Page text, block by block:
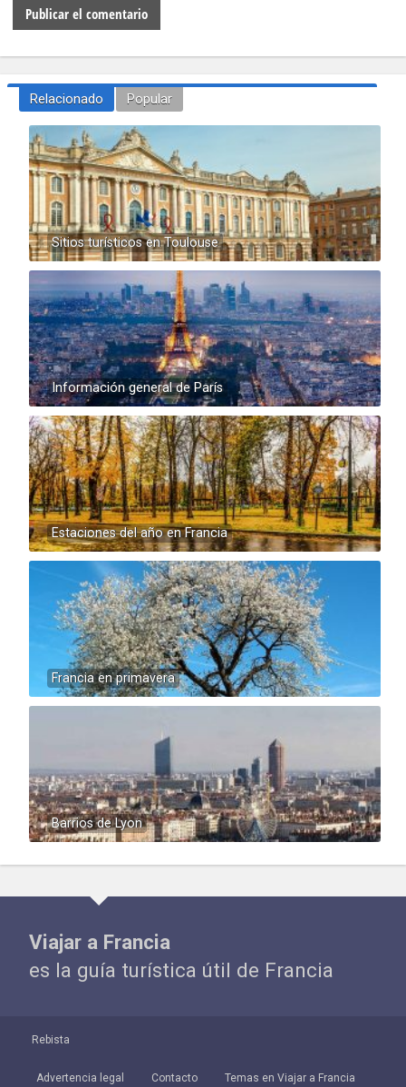
Relacionado Popular
Sitios turísticos en Toulouse
Información general de París
Estaciones del año en Francia
Francia en primavera
Barrios de Lyon
Viajar a Francia
es la guía turística útil de Francia
Rebista
Advertencia legal Contacto Temas en Viajar a Francia